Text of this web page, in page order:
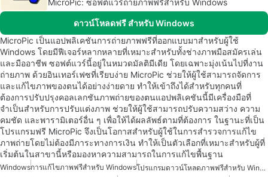
MicroPic: ซอฟต์แวร์ถ่ายภาพฟรีสำหรับ Windows
ดาวน์โหลดฟรี สำหรับ Windows
MicroPic เป็นแอปพลิเคชันการถ่ายภาพฟรีที่ออกแบบมาสำหรับผู้ใช้
Windows โดยมีฟีเจอร์หลากหลายที่เหมาะสำหรับทั้งช่างภาพมือสมัครเล่น
และมืออาชีพ ซอฟต์แวร์นี้อยู่ในหมวดมัลติมีเดีย โดยเฉพาะมุ่งเน้นไปที่งาน
ถ่ายภาพ ด้วยอินเทอร์เฟซที่เรียบง่าย MicroPic ช่วยให้ผู้ใช้สามารถจัดการ
และแก้ไขภาพของตนได้อย่างง่ายดาย ทำให้เข้าถึงได้สำหรับทุกคนที่
ต้องการปรับปรุงคอลเลกชันภาพถ่ายของตนแอปพลิเคชันนี้มีเครื่องมือที่
จำเป็นสำหรับการปรับแต่งภาพ ช่วยให้ผู้ใช้สามารถปรับความสว่าง ความ
คมชัด และพารามิเตอร์อื่น ๆ เพื่อให้ได้ผลลัพธ์ตามที่ต้องการ ในฐานะที่เป็น
โปรแกรมฟรี MicroPic จึงเป็นโอกาสสำหรับผู้ใช้ในการสำรวจการแก้ไข
ภาพถ่ายโดยไม่ต้องมีภาระทางการเงิน ทำให้เป็นตัวเลือกที่เหมาะสำหรับผู้ที่
เริ่มต้นในสาขานี้หรือมองหาความสามารถในการแก้ไขพื้นฐาน
Windowsการแก้ไขภาพฟรีสำหรับ Windows
โปรแกรมดาวน์โหลดภาพฟรีสำหรับ Windows